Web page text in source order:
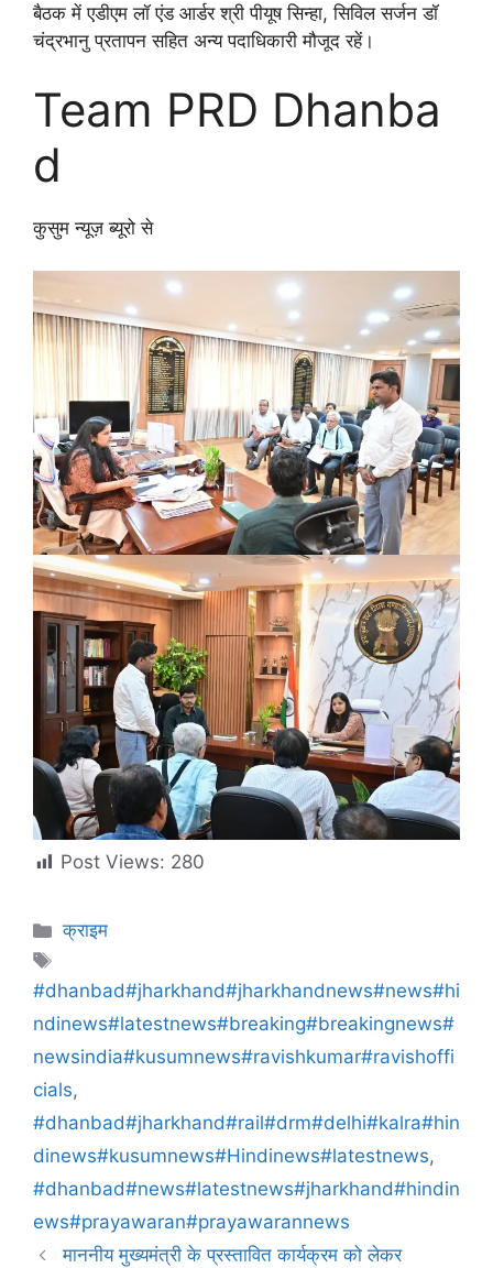
बैठक में एडीएम लॉ एंड आर्डर श्री पीयूष सिन्हा, सिविल सर्जन डॉ
चंद्रभानु प्रतापन सहित अन्य पदाधिकारी मौजूद रहें।
Team PRD Dhanba
d
कुसुम न्यूज़ ब्यूरो से
Post Views: 280
क्राइम
#dhanbad#jharkhand#jharkhandnews#news#hi
ndinews#latestnews#breaking#breakingnews#
newsindia#kusumnews#ravishkumar#ravishoffi
cials,
#dhanbad#jharkhand#rail#drm#delhi#kalra#hin
dinews#kusumnews#Hindinews#latestnews,
#dhanbad#news#latestnews#jharkhand#hindin
ews#prayawaran#prayawarannews
माननीय मुख्यमंत्री के प्रस्तावित कार्यक्रम को लेकर